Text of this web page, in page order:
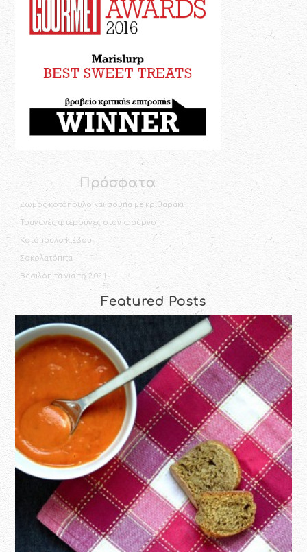
Πρόσφατα
Ζωμός κοτόπουλο και σούπα με κριθαράκι
Τραγανές φτερούγες στον φούρνο
Κοτόπουλο κιέβου
Σοκολατόπιτα
Βασιλόπιτα για το 2021
Featured Posts